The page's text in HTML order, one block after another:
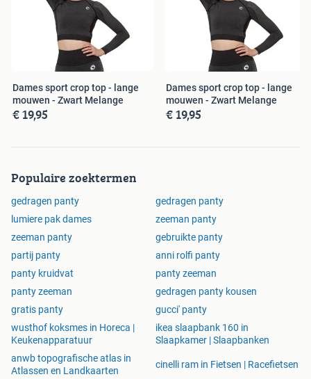
Sokken en ondergoed bestel je makkelijk en snel bij
Sokkenenzo.nl. Keuze uit diverse maten en kleuren sokken
of ondergoed. Ons assortiment is speciaal voor je
geselecteerd op de laatste modetrends, hoge kwaliteit en
lage prijzen. Sokken, boxershorts of onderhemden, bij ons
vind je ze allemaal.Veilig en gemakkelijk online betalen via
verzendkosten vanaf € 25,-.
Dames sport crop top - lange
mouwen - Zwart Melange
€ 19,95
Dames sport crop top - lange
mouwen - Zwart Melange
€ 19,95
Populaire zoektermen
gedragen panty
gedragen panty
lumiere pak dames
zeeman panty
zeeman panty
gebruikte panty
partij panty
anni rolfi panty
panty kruidvat
panty zeeman
panty zeeman
gedragen panty kousen
gratis panty
gucci' panty
wusthof koksmes in Horeca |
Keukenapparatuur
ikea slaapbank 160 in
Slaapkamer | Slaapbanken
anwb topografische atlas in
Atlassen en Landkaarten
cinelli ram in Fietsen | Racefietsen